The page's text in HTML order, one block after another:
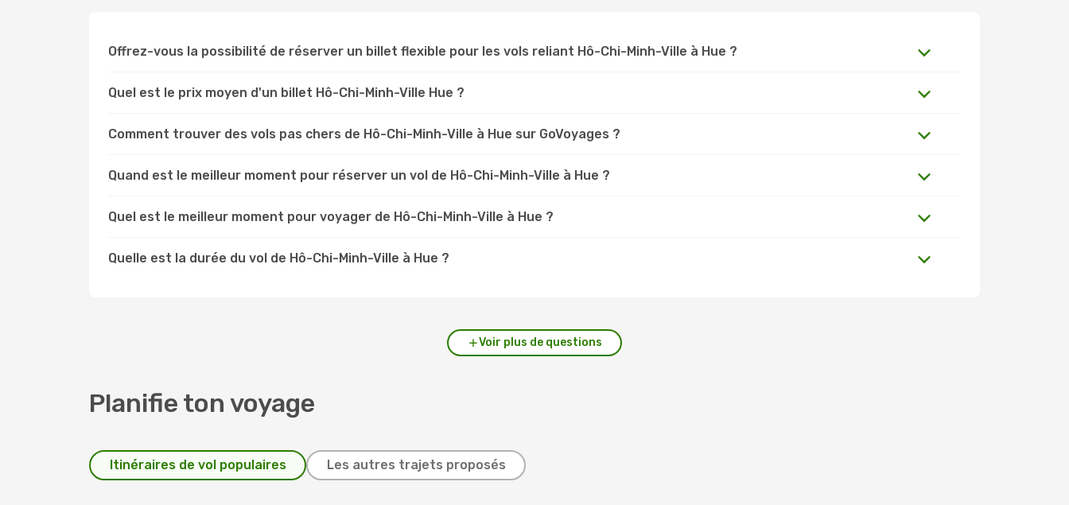
Offrez-vous la possibilité de réserver un billet flexible pour les vols reliant Hô-Chi-Minh-Ville à Hue ?
Quel est le prix moyen d'un billet Hô-Chi-Minh-Ville Hue ?
Comment trouver des vols pas chers de Hô-Chi-Minh-Ville à Hue sur GoVoyages ?
Quand est le meilleur moment pour réserver un vol de Hô-Chi-Minh-Ville à Hue ?
Quel est le meilleur moment pour voyager de Hô-Chi-Minh-Ville à Hue ?
Quelle est la durée du vol de Hô-Chi-Minh-Ville à Hue ?
Voir plus de questions
Planifie ton voyage
Itinéraires de vol populaires Les autres trajets proposés